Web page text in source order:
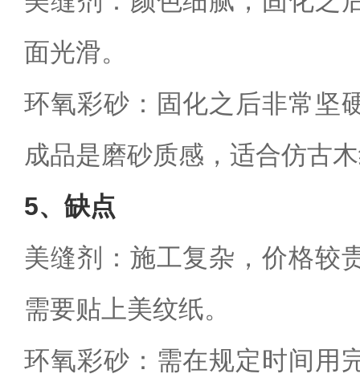
面光滑。
环氧彩砂：固化之后非常坚
成品是磨砂质感，适合仿古
5、缺点
美缝剂：施工复杂，价格较
需要贴上美纹纸。
环氧彩砂：需在规定时间用